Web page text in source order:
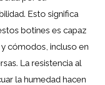
Esto significa
botines es capaz
cómodos, incluso en
La resistencia al
la humedad hacen